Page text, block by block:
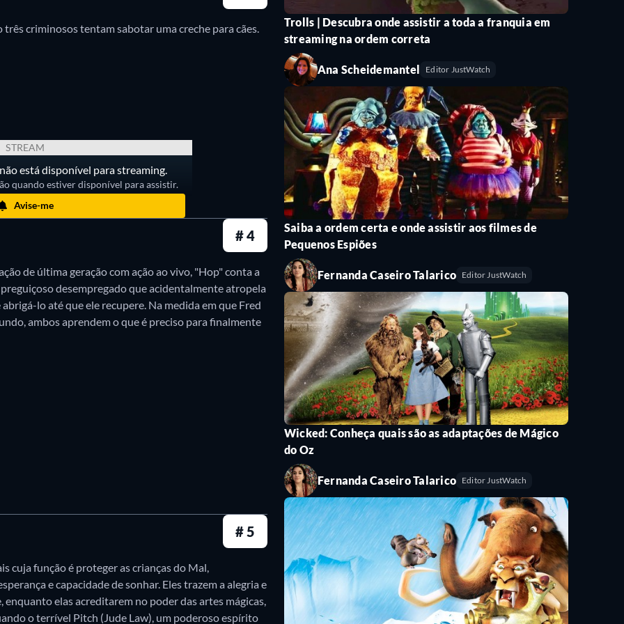
a primavera, a amizade e a diversão. A história gira em torno de Pooh, Guru, Tigrão e seus amigos,
entanto, Coelho insiste que todos fiquem em casa até que a limpeza da Páscoa esteja concluída. Com a
de equilibrar responsabilidades com diversão e celebrar ocasiões especiais com amigos. O filme
sobre amizade e companheirismo.
Snoopy e Charlie Brown enquanto eles se preparam para a Páscoa, com Snoopy na sua função
de Páscoa e a trazer alegria para todos.
desajeitado Hopper Chickenson, metade frango, metade coelho, é o filho adotivo do famoso coelho
decide ir atrás de seu tio Harold, que escapou da prisão para encontrar o Cetro do Hamster Negro e
seu fiel servo Archie, uma tartaruga sarcástica, e Meg, uma especialista em artes marciais, Hopper
online e temáticos de Páscoa.
criminosos tentam sabotar uma creche para cães.
STREAM
está disponível para streaming.
quando estiver disponível para assistir.
Avise-me
# 4
de última geração com ação ao vivo, "Hop" conta a
desempregado que acidentalmente atropela
lo até que ele recupere. Na medida em que Fred
ambos aprendem o que é preciso para finalmente
# 5
cuja função é proteger as crianças do Mal,
e capacidade de sonhar. Eles trazem a alegria e
enquanto elas acreditarem no poder das artes mágicas,
o terrível Pitch (Jude Law), um poderoso espírito
Trolls | Descubra onde assistir a toda a franquia em
streaming na ordem correta
Ana Scheidemantel Editor JustWatch
Saiba a ordem certa e onde assistir aos filmes de
Pequenos Espiões
Fernanda Caseiro Talarico Editor JustWatch
Wicked: Conheça quais são as adaptações de Mágico
do Oz
Fernanda Caseiro Talarico Editor JustWatch